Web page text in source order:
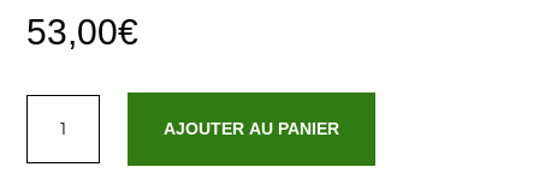
53,00€
AJOUTER AU PANIER